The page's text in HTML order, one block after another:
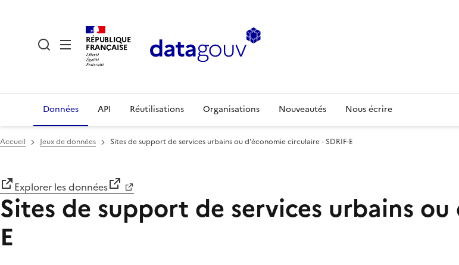
RÉPUBLIQUE
FRANÇAISE
Données API Réutilisations Organisations Nouveautés Nous écrire
Accueil Jeux de données Sites de support de services urbains ou d'économie circulaire - SDRIF-E
Explorer les données
Sites de support de services urbains
E